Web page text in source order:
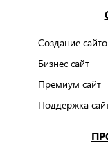
Создание
Бизнес сайт
Премиум сайт
Поддержка